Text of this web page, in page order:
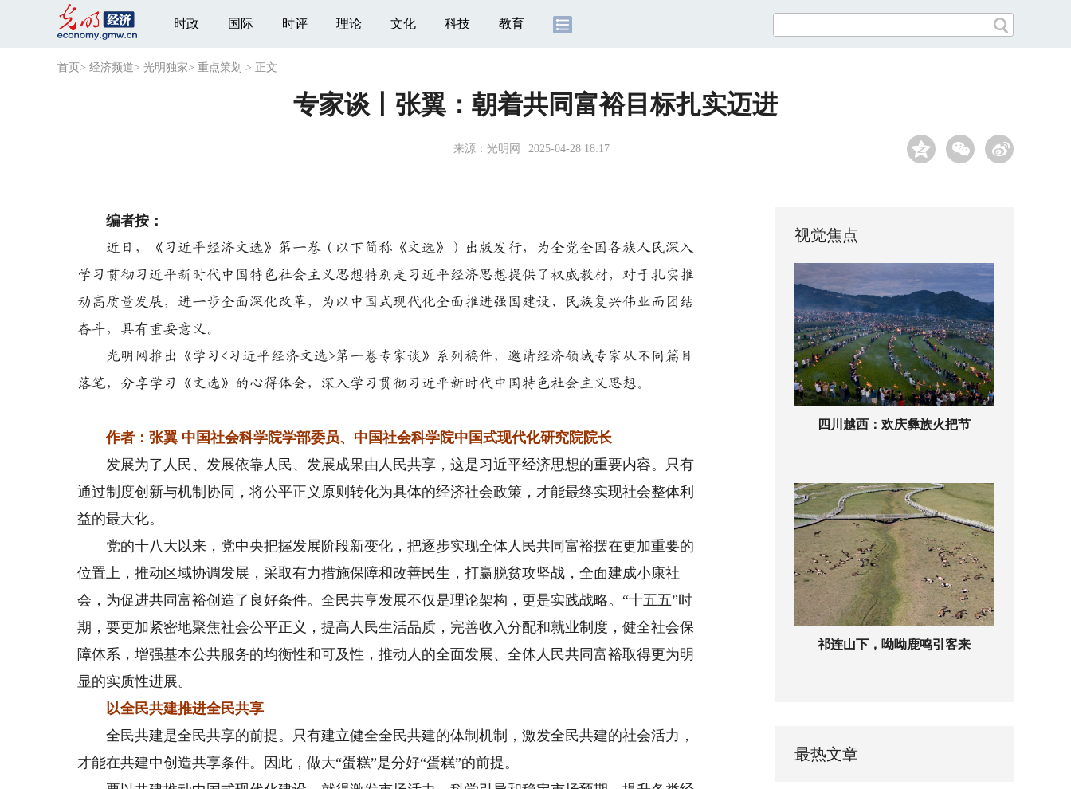
时政 国际 时评 理论 文化 科技 教育
首页 > 经济频道> 光明独家> 重点策划 > 正文
专家谈丨张翼：朝着共同富裕目标扎实迈进
来源： 光明网 2025-04-28 18:17
编者按：
近日，《习近平经济文选》第一卷（以下简称《文选》）出版发行，为全党全国各族人民深入
学习贯彻习近平新时代中国特色社会主义思想特别是习近平经济思想提供了权威教材，对于扎实推
动高质量发展，进一步全面深化改革，为以中国式现代化全面推进强国建设、民族复兴伟业而团结
奋斗，具有重要意义。
光明网推出《学习<习近平经济文选>第一卷专家谈》系列稿件，邀请经济领域专家从不同篇目
落笔，分享学习《文选》的心得体会，深入学习贯彻习近平新时代中国特色社会主义思想。
作者：张翼 中国社会科学院学部委员、中国社会科学院中国式现代化研究院院长
发展为了人民、发展依靠人民、发展成果由人民共享，这是习近平经济思想的重要内容。只有
通过制度创新与机制协同，将公平正义原则转化为具体的经济社会政策，才能最终实现社会整体利
益的最大化。
党的十八大以来，党中央把握发展阶段新变化，把逐步实现全体人民共同富裕摆在更加重要的
位置上，推动区域协调发展，采取有力措施保障和改善民生，打赢脱贫攻坚战，全面建成小康社
会，为促进共同富裕创造了良好条件。全民共享发展不仅是理论架构，更是实践战略。“十五五”时
期，要更加紧密地聚焦社会公平正义，提高人民生活品质，完善收入分配和就业制度，健全社会保
障体系，增强基本公共服务的均衡性和可及性，推动人的全面发展、全体人民共同富裕取得更为明
显的实质性进展。
以全民共建推进全民共享
全民共建是全民共享的前提。只有建立健全全民共建的体制机制，激发全民共建的社会活力，
才能在共建中创造共享条件。因此，做大“蛋糕”是分好“蛋糕”的前提。
视觉焦点
四川越西：欢庆彝族火把节
祁连山下，呦呦鹿鸣引客来
最热文章